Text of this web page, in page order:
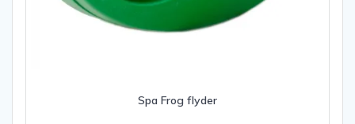
Spa Frog flyder